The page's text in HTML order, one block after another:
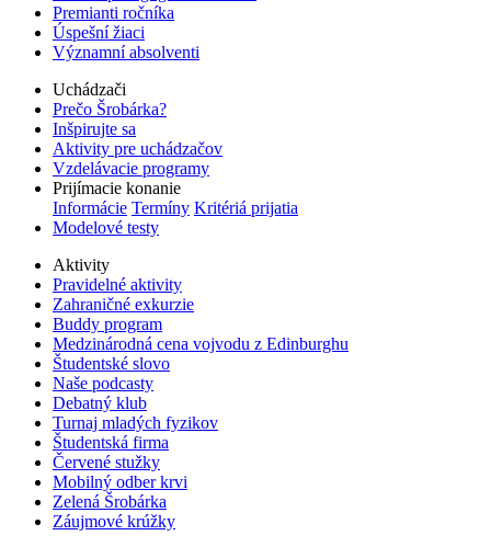
Premianti ročníka
Úspešní žiaci
Významní absolventi
Uchádzači
Prečo Šrobárka?
Inšpirujte sa
Aktivity pre uchádzačov
Vzdelávacie programy
Prijímacie konanie
Informácie Termíny Kritériá prijatia
Modelové testy
Aktivity
Pravidelné aktivity
Zahraničné exkurzie
Buddy program
Medzinárodná cena vojvodu z Edinburghu
Študentské slovo
Naše podcasty
Debatný klub
Turnaj mladých fyzikov
Študentská firma
Červené stužky
Mobilný odber krvi
Zelená Šrobárka
Záujmové krúžky